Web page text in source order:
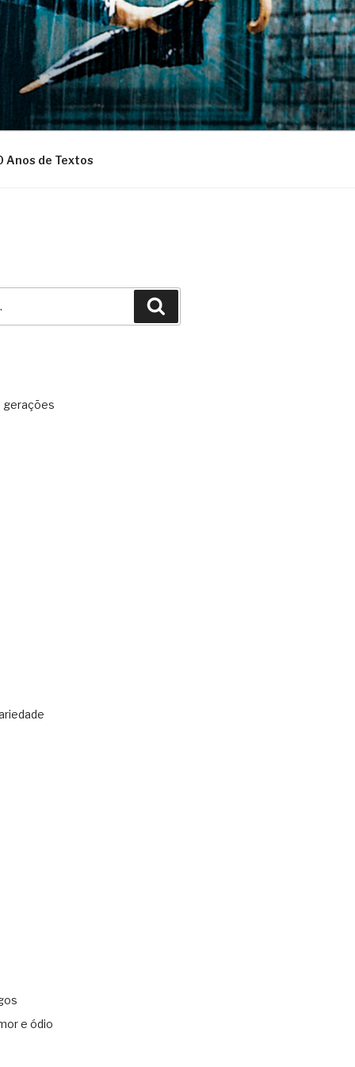
Anos de Textos
gerações
e ódio